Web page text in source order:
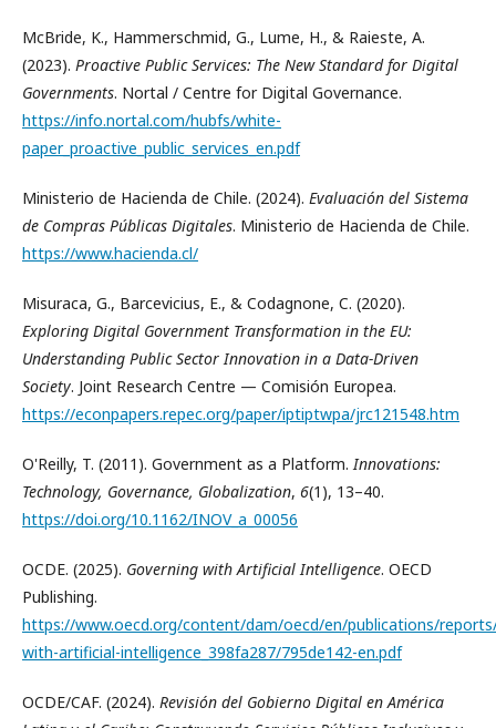
McBride, K., Hammerschmid, G., Lume, H., & Raieste, A.
(2023). Proactive Public Services: The New Standard for Digital
Governments. Nortal / Centre for Digital Governance.
https://info.nortal.com/hubfs/white-
paper_proactive_public_services_en.pdf
Ministerio de Hacienda de Chile. (2024). Evaluación del Sistema
de Compras Públicas Digitales. Ministerio de Hacienda de Chile.
https://www.hacienda.cl/
Misuraca, G., Barcevicius, E., & Codagnone, C. (2020).
Exploring Digital Government Transformation in the EU:
Understanding Public Sector Innovation in a Data-Driven
Society. Joint Research Centre — Comisión Europea.
https://econpapers.repec.org/paper/iptiptwpa/jrc121548.htm
O'Reilly, T. (2011). Government as a Platform.Innovations:
Technology, Governance, Globalization, 6(1), 13–40.
https://doi.org/10.1162/INOV_a_00056
OCDE. (2025). Governing with Artificial Intelligence. OECD
Publishing.
https://www.oecd.org/content/dam/oecd/en/publications/
with-artificial-intelligence_398fa287/795de142-en.pdf
OCDE/CAF. (2024). Revisión del Gobierno Digital en América